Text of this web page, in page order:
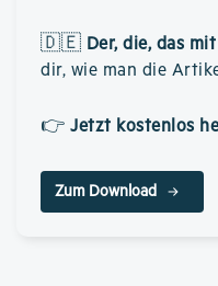
🇩🇪 Der, die, das
dir, wie man die
👉 Jetzt kostenlos
Zum Download